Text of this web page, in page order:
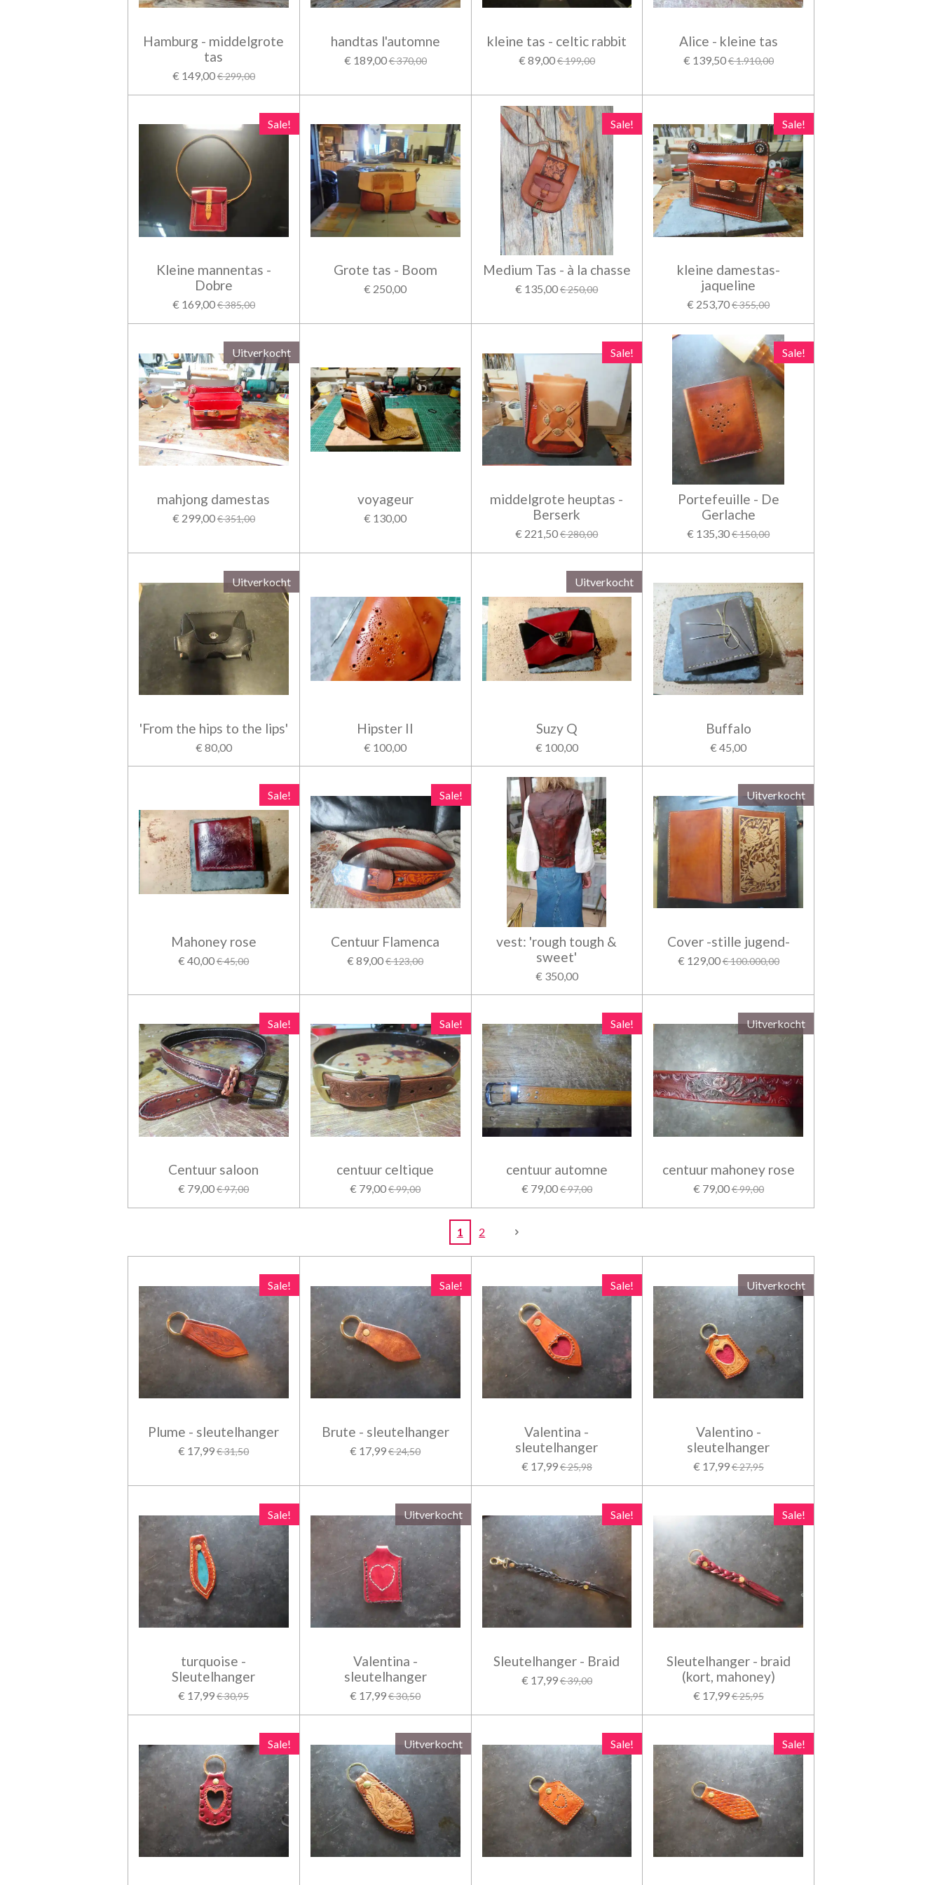
Hamburg - middelgrote
tas
€ 149,00€ 299,00
handtas l'automne
€ 189,00€ 370,00
kleine tas - celtic rabbit
€ 89,00€ 199,00
Alice - kleine tas
€ 139,50€ 1.910,00
Sale!
Kleine mannentas -
Dobre
€ 169,00€ 385,00
Grote tas - Boom
€ 250,00
Sale!
Medium Tas - à la chasse
€ 135,00€ 250,00
Sale!
kleine damestas-
jaqueline
€ 253,70€ 355,00
Uitverkocht
mahjong damestas
€ 299,00€ 351,00
voyageur
€ 130,00
Sale!
middelgrote heuptas -
Berserk
€ 221,50€ 280,00
Sale!
Portefeuille - De
Gerlache
€ 135,30€ 150,00
Uitverkocht
'From the hips to the lips'
€ 80,00
Hipster II
€ 100,00
Uitverkocht
Suzy Q
€ 100,00
Buffalo
€ 45,00
Sale!
Mahoney rose
€ 40,00€ 45,00
Sale!
Centuur Flamenca
€ 89,00€ 123,00
vest: 'rough tough &
sweet'
€ 350,00
Uitverkocht
Cover -stille jugend-
€ 129,00€ 100.000,00
Sale!
Centuur saloon
€ 79,00€ 97,00
Sale!
centuur celtique
€ 79,00€ 99,00
Sale!
centuur automne
€ 79,00€ 97,00
Uitverkocht
centuur mahoney rose
€ 79,00€ 99,00
1 2
Sale!
Plume - sleutelhanger
€ 17,99€ 31,50
Sale!
Brute - sleutelhanger
€ 17,99€ 24,50
Sale!
Valentina -
sleutelhanger
€ 17,99€ 25,98
Uitverkocht
Valentino -
sleutelhanger
€ 17,99€ 27,95
Sale!
turquoise -
Sleutelhanger
€ 17,99€ 30,95
Uitverkocht
Valentina -
sleutelhanger
€ 17,99€ 30,50
Sale!
Sleutelhanger - Braid
€ 17,99€ 39,00
Sale!
Sleutelhanger - braid
(kort, mahoney)
€ 17,99€ 25,95
Sale! Uitverkocht Sale! Sale!